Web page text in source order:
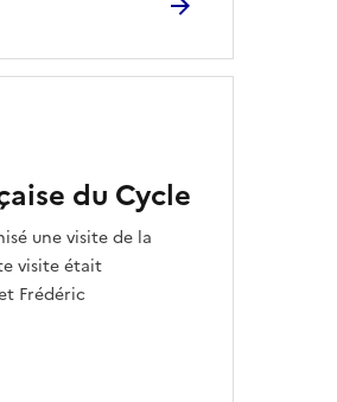
du Cycle
une visite de la
visite était
Frédéric